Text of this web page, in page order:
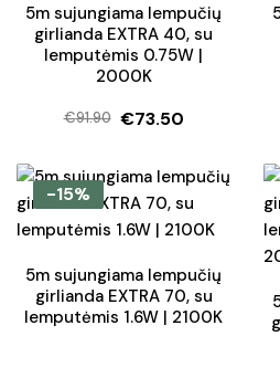
5m sujungiama lempučių
girlianda EXTRA 40, su
lemputėmis 0.75W |
2000K
€91.90
Original
was:
€91.90.
€73.50
Current
is:
€73.50.
-15%
5m sujungiama lempučių
girlianda EXTRA 70, su
lemputėmis 1.6W | 2100K